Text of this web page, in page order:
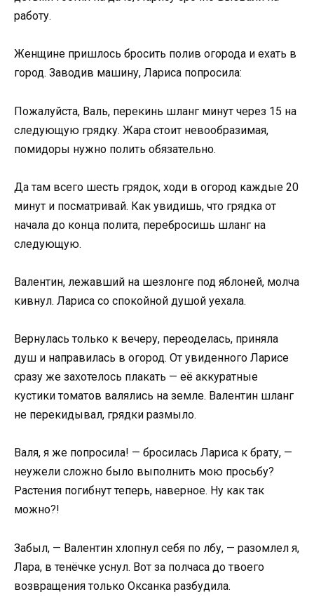
работу.
Женщине пришлось бросить полив огорода и ехать в
город. Заводив машину, Лариса попросила:
Пожалуйста, Валь, перекинь шланг минут через 15 на
следующую грядку. Жара стоит невообразимая,
помидоры нужно полить обязательно.
Да там всего шесть грядок, ходи в огород каждые 20
минут и посматривай. Как увидишь, что грядка от
начала до конца полита, перебросишь шланг на
следующую.
Валентин, лежавший на шезлонге под яблоней, молча
кивнул. Лариса со спокойной душой уехала.
Вернулась только к вечеру, переоделась, приняла
душ и направилась в огород. От увиденного Ларисе
сразу же захотелось плакать — её аккуратные
кустики томатов валялись на земле. Валентин шланг
не перекидывал, грядки размыло.
Валя, я же попросила! — бросилась Лариса к брату, —
неужели сложно было выполнить мою просьбу?
Растения погибнут теперь, наверное. Ну как так
можно?!
Забыл, — Валентин хлопнул себя по лбу, — разомлел я,
Лара, в тенёчке уснул. Вот за полчаса до твоего
возвращения только Оксанка разбудила.